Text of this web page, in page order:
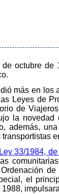
octubre
más en los
Leyes de
de
la
además,
Ley 33/1984,
de
el